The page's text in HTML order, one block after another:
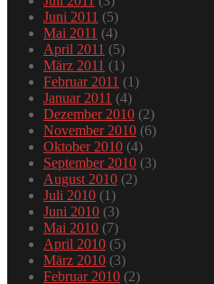
Juni 2011 (5)
Mai 2011 (4)
April 2011 (5)
März 2011 (1)
Februar 2011 (1)
Januar 2011 (4)
Dezember 2010 (2)
November 2010 (6)
Oktober 2010 (4)
September 2010 (3)
August 2010 (2)
Juli 2010 (1)
Juni 2010 (3)
Mai 2010 (7)
April 2010 (5)
März 2010 (3)
Februar 2010 (2)